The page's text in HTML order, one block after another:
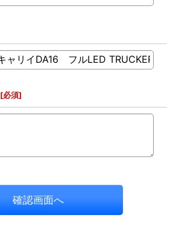
[必須]
確認画面へ